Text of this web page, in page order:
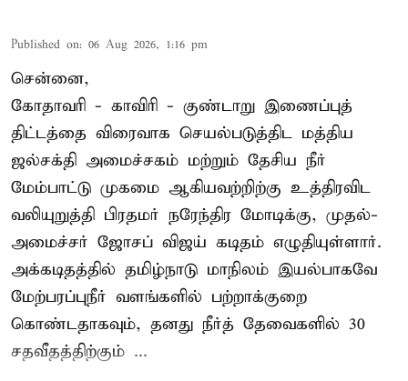
Published on: 06 Aug 2026, 1:16 pm
சென்னை,
கோதாவரி - காவிரி - குண்டாறு இணைப்புத்
திட்டத்தை விரைவாக செயல்படுத்திட மத்திய
ஜல்சக்தி அமைச்சகம் மற்றும் தேசிய நீர்
மேம்பாட்டு முகமை ஆகியவற்றிற்கு உத்திரவிட
வலியுறுத்தி பிரதமர் நரேந்திர மோடிக்கு, முதல்-
அமைச்சர் ஜோசப் விஜய் கடிதம் எழுதியுள்ளார்.
அக்கடிதத்தில் தமிழ்நாடு மாநிலம் இயல்பாகவே
மேற்பரப்புநீர் வளங்களில் பற்றாக்குறை
கொண்டதாகவும், தனது நீர்த் தேவைகளில் 30
சதவீதத்திற்கும் ...